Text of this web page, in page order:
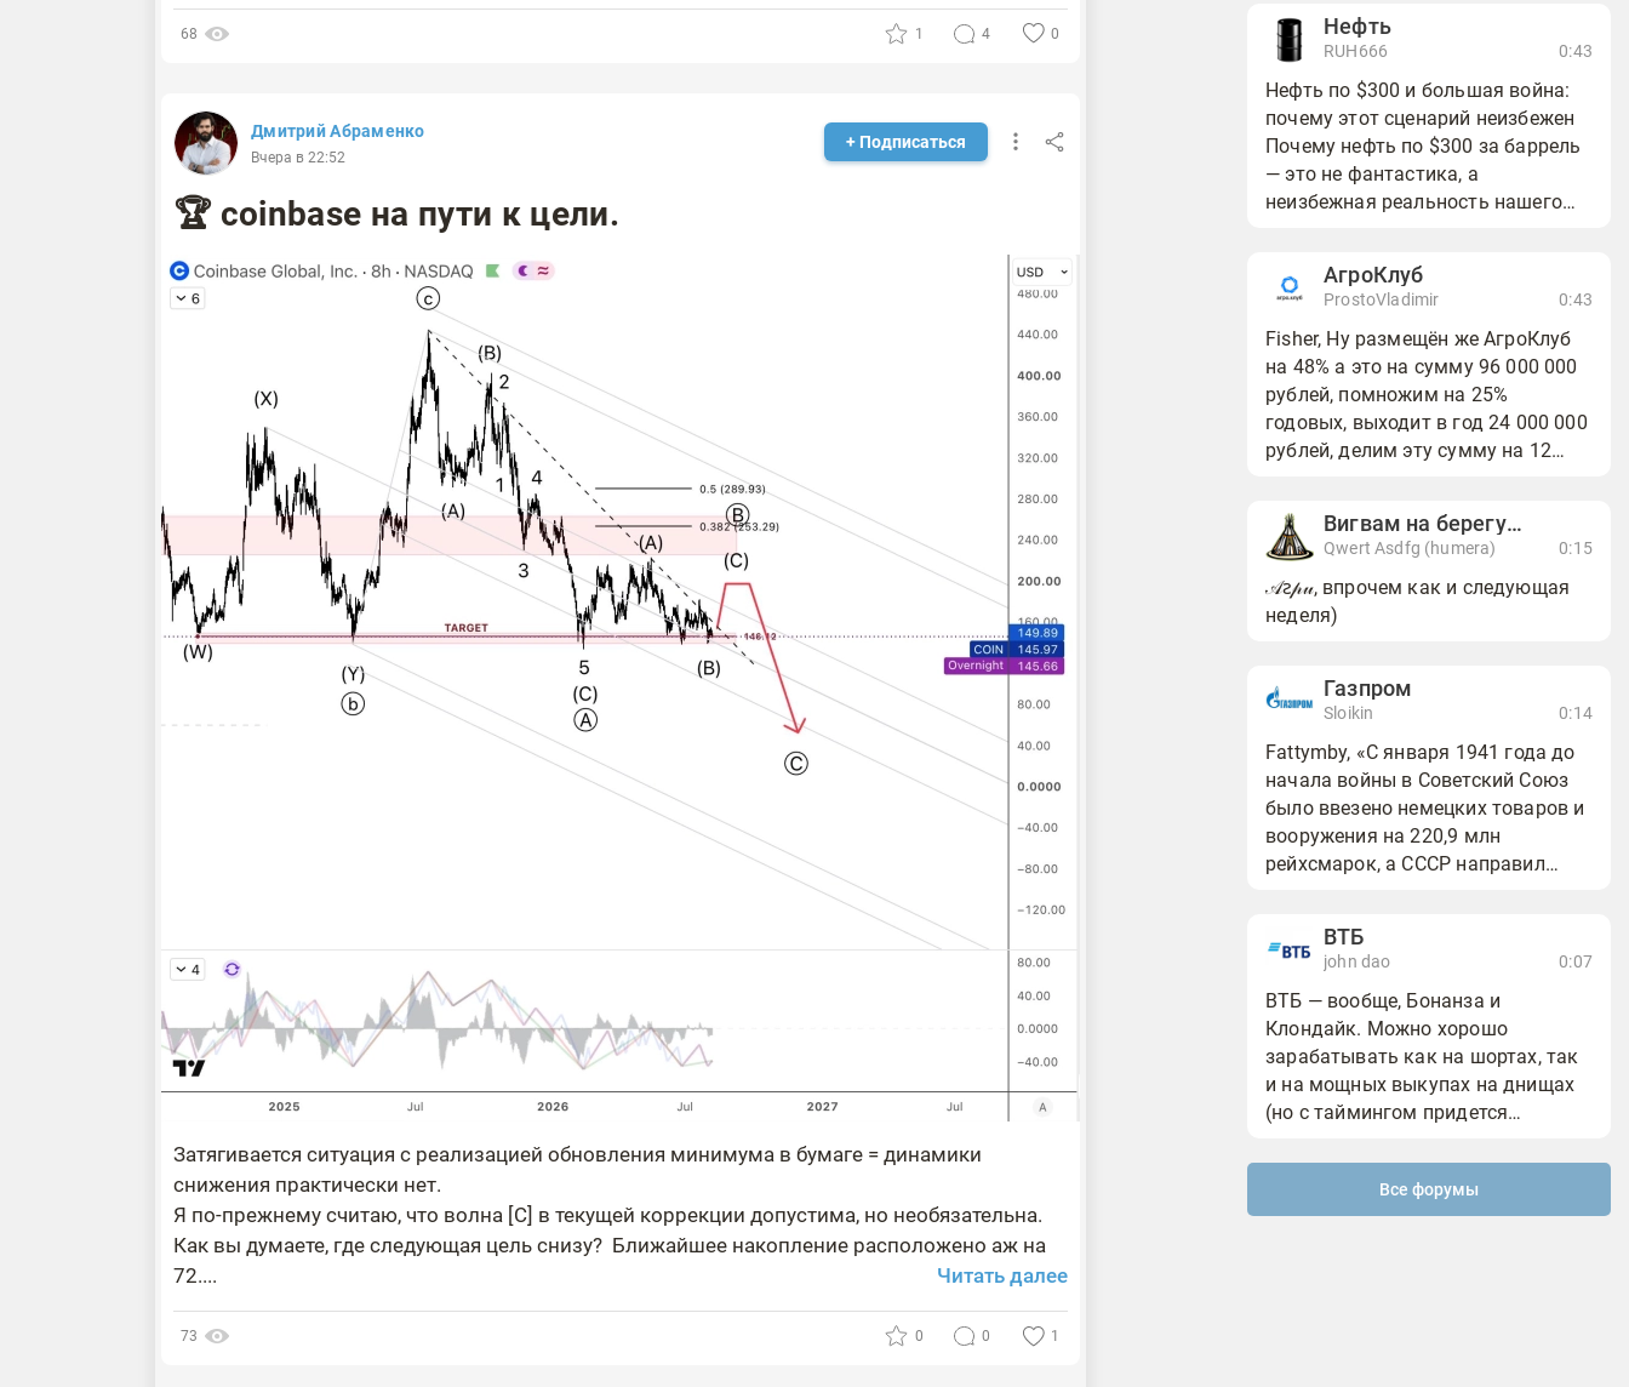
68 1 4 0
Дмитрий Абраменко
Вчера в 22:52
+ Подписаться
🏆 coinbase на пути к цели.
Затягивается ситуация с реализацией обновления минимума в бумаге = динамики
снижения практически нет.
Я по-прежнему считаю, что волна [C] в текущей коррекции допустима, но необязательна.
Как вы думаете, где следующая цель снизу? Ближайшее накопление расположено аж на
72....
Читать далее
73 0 0 1
Нефть
RUH666 0:43
Нефть по $300 и большая война:
почему этот сценарий неизбежен
Почему нефть по $300 за баррель
— это не фантастика, а
неизбежная реальность нашего
АгроКлуб
ProstoVladimir 0:43
Fisher, Ну размещён же АгроКлуб
на 48% а это на сумму 96 000 000
рублей, помножим на 25%
годовых, выходит в год 24 000 000
рублей, делим эту сумму на 12
Вигвам на берегу Гудзон-реки
Qwert Asdfg (humera) 0:15
𝒜ꙅ𝓅𝓊, впрочем как и следующая
неделя)
Газпром
Sloikin 0:14
Fattymby, «С января 1941 года до
начала войны в Советский Союз
было ввезено немецких товаров и
вооружения на 220,9 млн
рейхсмарок, а СССР направил
ВТБ
john dao 0:07
ВТБ — вообще, Бонанза и
Клондайк. Можно хорошо
зарабатывать как на шортах, так
и на мощных выкупах на днищах
(но с таймингом придется
«работаем, братья» (братья
спекулянты-к...Все форумы